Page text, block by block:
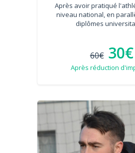
Après avoir pratiqué
niveau national, en
diplômes
60€ 30€
Après réduction